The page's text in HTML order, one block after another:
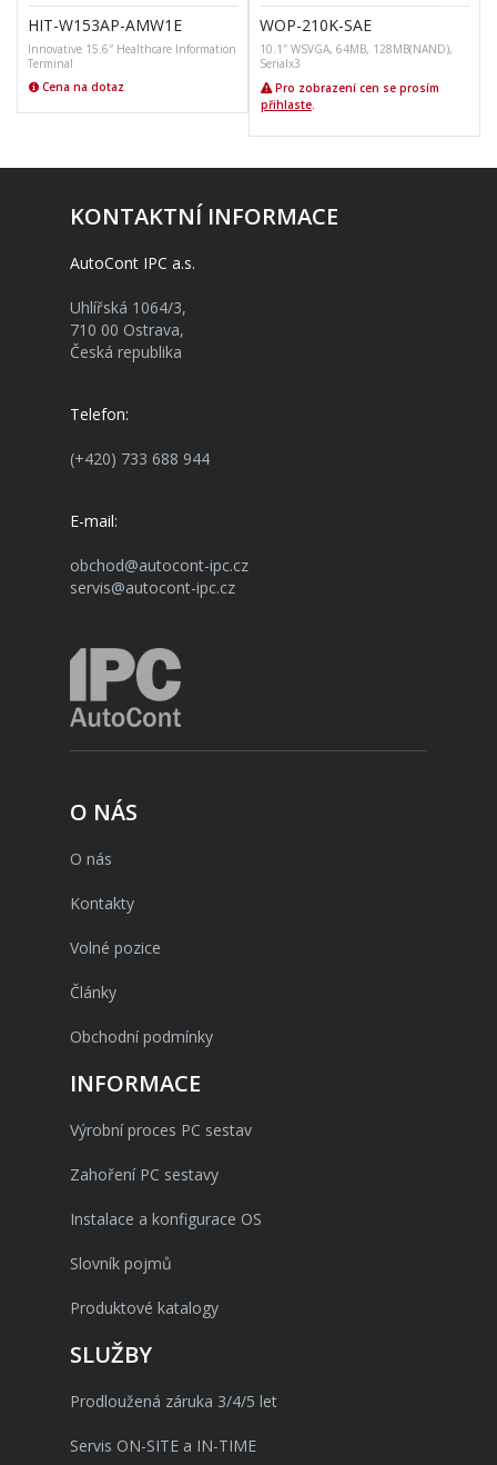
HIT-W153AP-AMW1E
Innovative 15.6″ Healthcare Information
Terminal
Cena na dotaz
WOP-210K-SAE
10.1″ WSVGA, 64MB, 128MB(NAND),
Serialx3
Pro zobrazení cen se prosím
přihlaste.
KONTAKTNÍ INFORMACE
AutoCont IPC a.s.
Uhlířská 1064/3,
710 00 Ostrava,
Česká republika
Telefon:
(+420) 733 688 944
E-mail:
obchod@autocont-ipc.cz
servis@autocont-ipc.cz
O NÁS
O nás
Kontakty
Volné pozice
Články
Obchodní podmínky
INFORMACE
Výrobní proces PC sestav
Zahoření PC sestavy
Instalace a konfigurace OS
Slovník pojmů
Produktové katalogy
SLUŽBY
Prodloužená záruka 3/4/5 let
Servis ON-SITE a IN-TIME